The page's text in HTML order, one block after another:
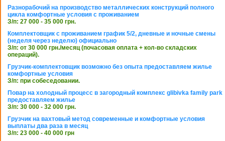
Разнорабочий на производство металлических конструкций полного
цикла комфортные условия с проживанием
З/п: 27 000 - 35 000 грн.
Комплектовщик с проживанием график 5/2, дневные и ночные смены
(неделя через неделю) официально
З/п: от 30 000 грн./месяц (почасовая оплата + кол-во складских
операций).
Грузчик-комплектовщик возможно без опыта предоставляем жилье
комфортные условия
З/п: при собеседовании.
Повар на холодный процесс в загородный комплекс glibivka family park
предоставляем жилье
З/п: 30 000 - 32 000 грн.
Грузчик на вахтовый метод современные и комфортные условия
выплаты два раза в месяц
З/п: 23 000 - 40 000 грн